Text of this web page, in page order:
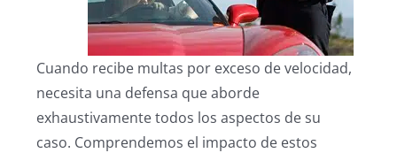
Cuando recibe multas por exceso de velocidad,
necesita una defensa que aborde
exhaustivamente todos los aspectos de su
caso. Comprendemos el impacto de estos